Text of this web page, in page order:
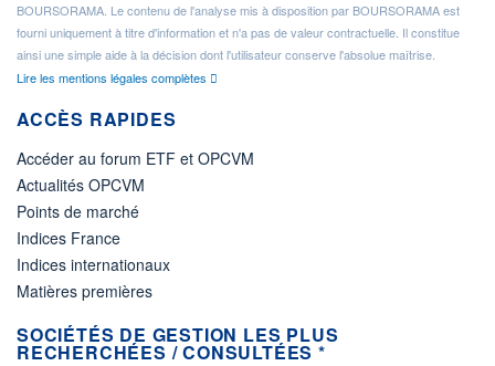
BOURSORAMA. Le contenu de l'analyse mis à disposition par BOURSORAMA est
fourni uniquement à titre d'information et n'a pas de valeur contractuelle. Il constitue
ainsi une simple aide à la décision dont l'utilisateur conserve l'absolue maîtrise.
Lire les mentions légales complètes
ACCÈS RAPIDES
Accéder au forum ETF et OPCVM
Actualités OPCVM
Points de marché
Indices France
Indices internationaux
Matières premières
SOCIÉTÉS DE GESTION LES PLUS
RECHERCHÉES / CONSULTÉES *